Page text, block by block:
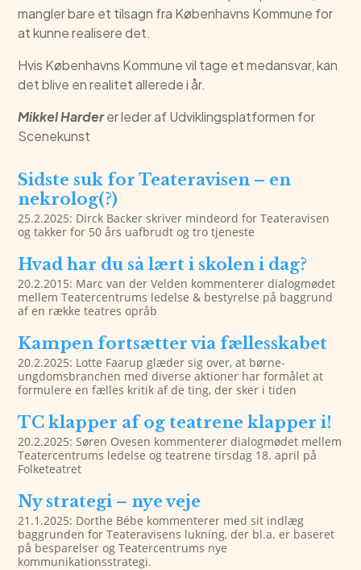
mangler bare et tilsagn fra Københavns Kommune for
at kunne realisere det.
Hvis Københavns Kommune vil tage et medansvar, kan
det blive en realitet allerede i år.
Mikkel Harderer leder af Udviklingsplatformen for
Scenekunst
Sidste suk for Teateravisen – en
nekrolog(?)
25.2.2025: Dirck Backer skriver mindeord for Teateravisen
og takker for 50 års uafbrudt og tro tjeneste
Hvad har du så lært i skolen i dag?
20.2.2015: Marc van der Velden kommenterer dialogmødet
mellem Teatercentrums ledelse & bestyrelse på baggrund
af en række teatres opråb
Kampen fortsætter via fællesskabet
20.2.2025: Lotte Faarup glæder sig over, at børne-
ungdomsbranchen med diverse aktioner har formålet at
formulere en fælles kritik af de ting, der sker i tiden
TC klapper af og teatrene klapper i!
20.2.2025: Søren Ovesen kommenterer dialogmødet mellem
Teatercentrums ledelse og teatrene tirsdag 18. april på
Folketeatret
Ny strategi – nye veje
21.1.2025: Dorthe Bébe kommenterer med sit indlæg
baggrunden for Teateravisens lukning, der bl.a. er baseret
på besparelser og Teatercentrums nye
kommunikationsstrategi.